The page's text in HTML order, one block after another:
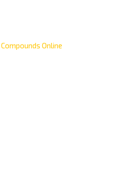
Online